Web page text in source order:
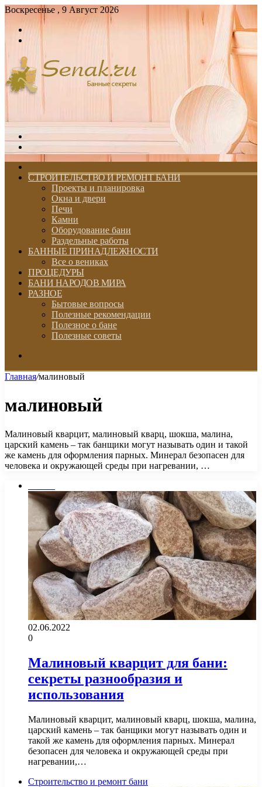
Воскресенье , 9 Август 2026
Войти
skin
СТРОИТЕЛЬСТВО И РЕМОНТ БАНИ
Проекты и планировка
Окна и двери
Печи
Камни
Оборудование бани
Раздельные работы
БАННЫЕ ПРИНАДЛЕЖНОСТИ
Все о вениках
ПРОЦЕДУРЫ
БАНИ НАРОДОВ МИРА
РАЗНОЕ
Бытовые вопросы
Полезные рекомендации
Полезное о бане
Полезные советы
Главная/малиновый
малиновый
Малиновый кварцит, малиновый кварц, шокша, малина,
царский камень – так банщики могут называть один и такой
же камень для оформления парных. Минерал безопасен для
человека и окружающей среды при нагревании, …
02.06.2022
0
Малиновый кварцит для бани:
секреты разнообразия и
использования
Малиновый кварцит, малиновый кварц, шокша, малина,
царский камень – так банщики могут называть один и
такой же камень для оформления парных. Минерал
безопасен для человека и окружающей среды при
нагревании,…
Строительство и ремонт бани